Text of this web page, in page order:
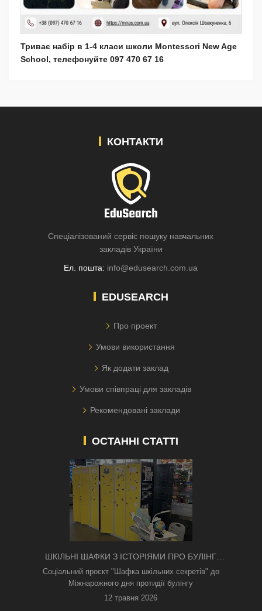
Триває набір в 1-4 класи школи Montessori New Age
School, телефонуйте 097 470 67 16
КОНТАКТИ
Спеціалізований сервіс пошуку навчальних
закладів України
Ел. пошта: info@edusearch.com.ua
EDUSEARCH
Про проект
Умови використання
Як додати заклад
Умови співпраці для закладів
Рекомендовані заклади
ОСТАННІ СТАТТІ
ШКІЛЬНІ ШАФКИ З ІСТОРІЯМИ ПРО БУЛІНГ
З'ЯВИЛИСЯ В КИЄВІ
Соціальний проєкт "Шафка шкільних секретів" до
Міжнарожного дня протидії булінгу
12 травня 2026